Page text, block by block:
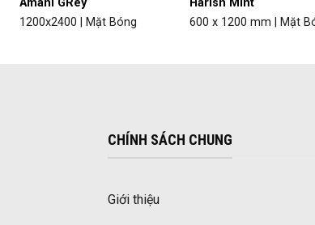
1200x2400 | Mặt Bóng
600 x 1200 mm | Mặt
CHÍNH SÁCH CHUNG
Giới thiệu